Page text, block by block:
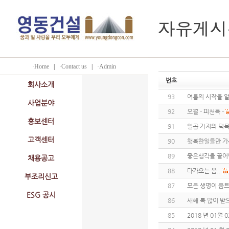
·Home ·Contact us ·Admin
회사소개
사업분야
홍보센터
고객센터
채용공고
부조리신고
ESG 공시
번호
93 여름의 시작을
92 오월 - 피천득 -
91 일곱 가지의 덕
90 행복한일들만
89 좋은생각을 끌
88 다가오는 봄..
87 모든 생명이 움
86 새해 복 많이
85 2018 년 01월